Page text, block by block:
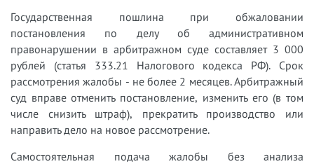
Государственная пошлина при обжаловании
постановления по делу об административном
правонарушении в арбитражном суде составляет 3 000
рублей (статья 333.21 Налогового кодекса РФ). Срок
рассмотрения жалобы - не более 2 месяцев. Арбитражный
суд вправе отменить постановление, изменить его (в том
числе снизить штраф), прекратить производство или
направить дело на новое рассмотрение.
Самостоятельная подача жалобы без анализа